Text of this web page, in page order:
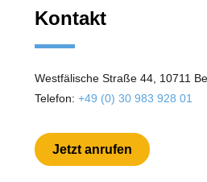
Kontakt
Westfälische Straße 44, 10711
Telefon: +49 (0) 30 983 928 01
Jetzt anrufen